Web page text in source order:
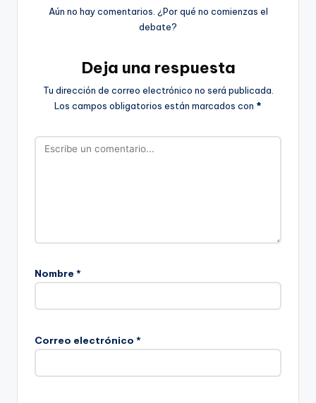
Aún no hay comentarios. ¿Por qué no comienzas el
debate?
Deja una respuesta
Tu dirección de correo electrónico no será publicada.
Los campos obligatorios están marcados con *
Nombre *
Correo electrónico *